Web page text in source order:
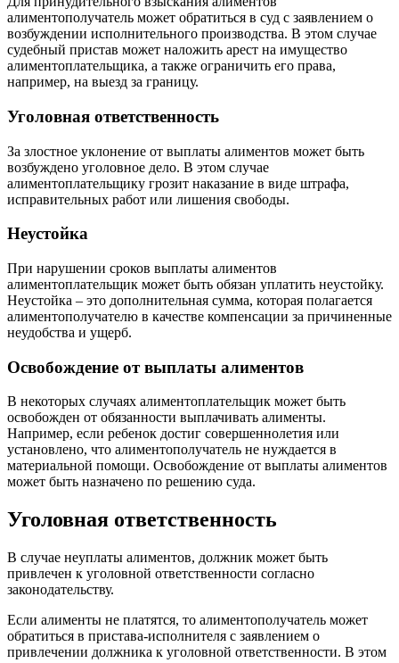
алиментополучатель может обратиться в суд с заявлением о
возбуждении исполнительного производства. В этом случае
судебный пристав может наложить арест на имущество
алиментоплательщика, а также ограничить его права,
например, на выезд за границу.
Уголовная ответственность
За злостное уклонение от выплаты алиментов может быть
возбуждено уголовное дело. В этом случае
алиментоплательщику грозит наказание в виде штрафа,
исправительных работ или лишения свободы.
Неустойка
При нарушении сроков выплаты алиментов
алиментоплательщик может быть обязан уплатить неустойку.
Неустойка – это дополнительная сумма, которая полагается
алиментополучателю в качестве компенсации за причиненные
неудобства и ущерб.
Освобождение от выплаты алиментов
В некоторых случаях алиментоплательщик может быть
освобожден от обязанности выплачивать алименты.
Например, если ребенок достиг совершеннолетия или
установлено, что алиментополучатель не нуждается в
материальной помощи. Освобождение от выплаты алиментов
может быть назначено по решению суда.
Уголовная ответственность
В случае неуплаты алиментов, должник может быть
привлечен к уголовной ответственности согласно
законодательству.
Если алименты не платятся, то алиментополучатель может
обратиться в пристава-исполнителя с заявлением о
привлечении должника к уголовной ответственности. В этом